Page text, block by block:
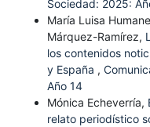
Sociedad: 2025:
María Luisa
Márquez-Ramírez,
los contenidos
y España ,
Año 14
Mónica Echeverría,
relato periodístico